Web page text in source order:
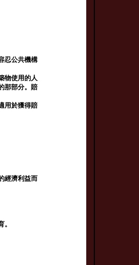
忍公共機構
物使用的人
那部分。賠
用於獲得賠
經濟利益而